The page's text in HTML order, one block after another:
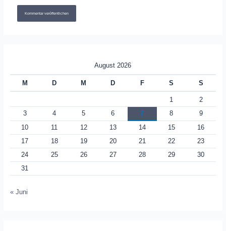
August 2026
M D M D F S S
1
2
3
4 5 6 7 8
9
10
11 12 13 14 15
16
17
18 19 20 21 22
23
24
25 26 27 28 29
30
31
« Juni